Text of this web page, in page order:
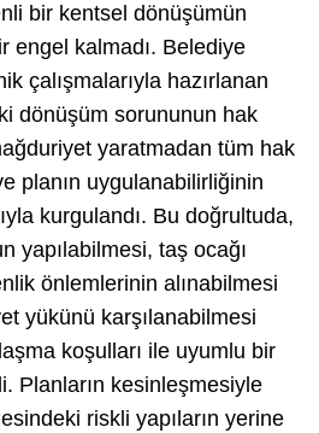
bir kentsel dönüşümün
engel kalmadı. Belediye
çalışmalarıyla hazırlanan
dönüşüm sorununun hak
yaratmadan tüm hak
planın uygulanabilirliğinin
kurgulandı. Bu doğrultuda,
yapılabilmesi, taş ocağı
önlemlerinin alınabilmesi
yükünü karşılanabilmesi
koşulları ile uyumlu bir
Planların kesinleşmesiyle
riskli yapıların yerine